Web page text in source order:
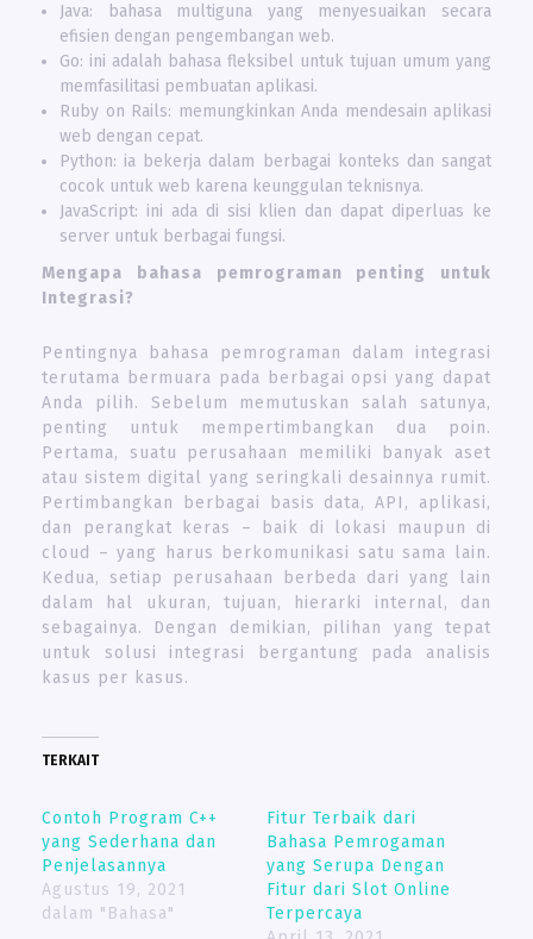
Java: bahasa multiguna yang menyesuaikan secara
efisien dengan pengembangan web.
Go: ini adalah bahasa fleksibel untuk tujuan umum yang
memfasilitasi pembuatan aplikasi.
Ruby on Rails: memungkinkan Anda mendesain aplikasi
web dengan cepat.
Python: ia bekerja dalam berbagai konteks dan sangat
cocok untuk web karena keunggulan teknisnya.
JavaScript: ini ada di sisi klien dan dapat diperluas ke
server untuk berbagai fungsi.
Mengapa bahasa pemrograman penting untuk
Integrasi?
Pentingnya bahasa pemrograman dalam integrasi
terutama bermuara pada berbagai opsi yang dapat
Anda pilih. Sebelum memutuskan salah satunya,
penting untuk mempertimbangkan dua poin.
Pertama, suatu perusahaan memiliki banyak aset
atau sistem digital yang seringkali desainnya rumit.
Pertimbangkan berbagai basis data, API, aplikasi,
dan perangkat keras – baik di lokasi maupun di
cloud – yang harus berkomunikasi satu sama lain.
Kedua, setiap perusahaan berbeda dari yang lain
dalam hal ukuran, tujuan, hierarki internal, dan
sebagainya. Dengan demikian, pilihan yang tepat
untuk solusi integrasi bergantung pada analisis
kasus per kasus.
TERKAIT
Contoh Program C++
yang Sederhana dan
Penjelasannya
Agustus 19, 2021
dalam "Bahasa"
Fitur Terbaik dari
Bahasa Pemrogaman
yang Serupa Dengan
Fitur dari Slot Online
Terpercaya